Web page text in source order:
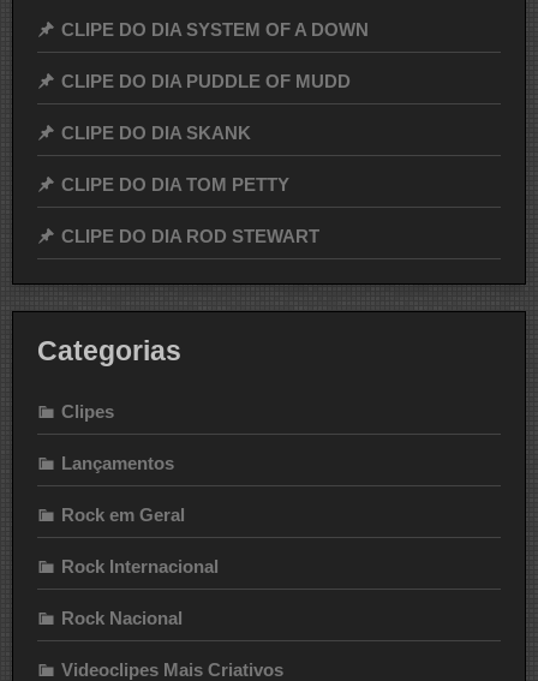
CLIPE DO DIA SYSTEM OF A DOWN
CLIPE DO DIA PUDDLE OF MUDD
CLIPE DO DIA SKANK
CLIPE DO DIA TOM PETTY
CLIPE DO DIA ROD STEWART
Categorias
Clipes
Lançamentos
Rock em Geral
Rock Internacional
Rock Nacional
Videoclipes Mais Criativos